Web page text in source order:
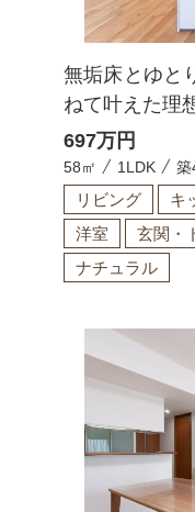
無垢床とゆ
ねて叶えた理
697万円
58㎡ 1LDK 築
リビング キ
洋室
玄関・
ナチュラル